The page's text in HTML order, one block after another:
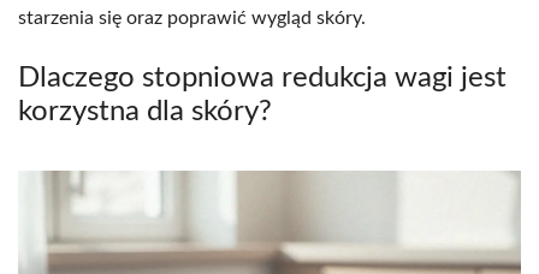
starzenia się oraz poprawić wygląd skóry.
Dlaczego stopniowa redukcja wagi jest
korzystna dla skóry?